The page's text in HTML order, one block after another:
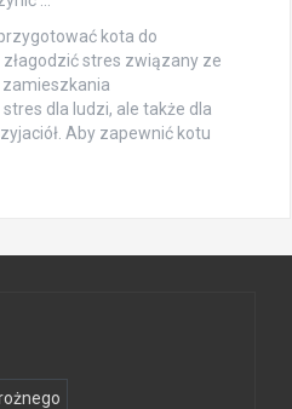
kota do
stres związany ze
dla ludzi, ale także dla
Aby zapewnić kotu